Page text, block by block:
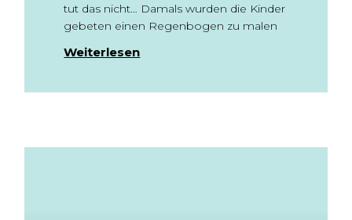
tut das nicht… Damals wurden die Kinder
gebeten einen Regenbogen zu malen
Weiterlesen